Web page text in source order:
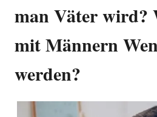
man Väter wird?
mit Männern
werden?